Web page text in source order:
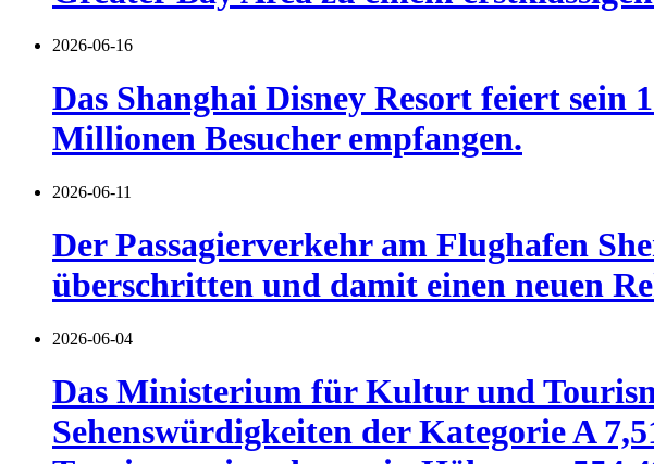
2026-06-16
Das Shanghai Disney Resort feiert sein
Millionen Besucher empfangen.
2026-06-11
Der Passagierverkehr am Flughafen
überschritten und damit einen neuen
2026-06-04
Das Ministerium für Kultur und
Sehenswürdigkeiten der Kategorie A